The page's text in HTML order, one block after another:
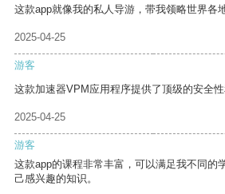
这款app就像我的私人导游，带我领略世界各
2025-04-25
游客
这款加速器VPM应用程序提供了顶级的安全性
2025-04-25
游客
这款app的课程非常丰富，可以满足我不同的
己感兴趣的知识。